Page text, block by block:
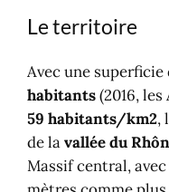
Le territoire
Avec une
habitants(2016,
59 habitants/km2,
de lavallée du
Massif central,